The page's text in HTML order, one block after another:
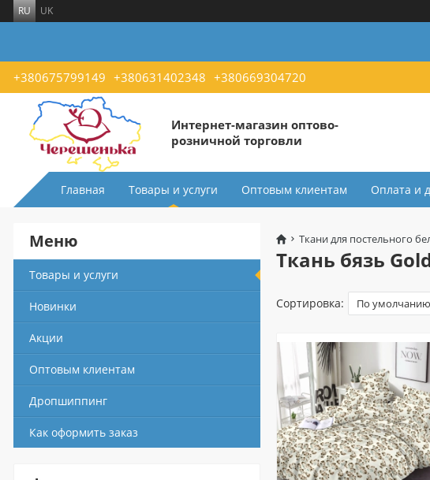
RU UK
+380675799149 +380631402348 +380669304720
Интернет-магазин оптово-
розничной торговли
Главная Товары и услуги Оптовым клиентам Оплата и
Ткани для постельного
Ткань бязь
Сортировка:
Меню
Товары и услуги
Новинки
Акции
Оптовым клиентам
Дропшиппинг
Как оформить заказ